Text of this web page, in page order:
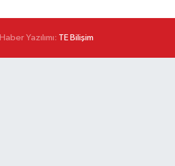
Haber Yazılımı: TE Bilişim